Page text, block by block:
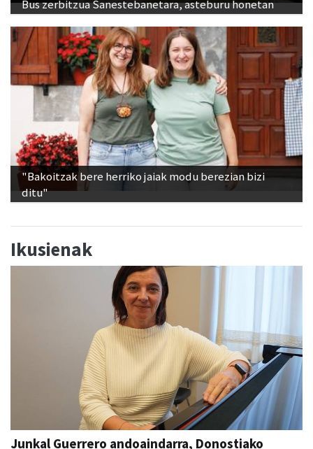
Bus zerbitzua Sanestebanetara, asteburu honetan
"Bakoitzak bere herriko jaiak modu berezian bizi
ditu"
Ikusienak
Junkal Guerrero andoaindarra, Donostiako